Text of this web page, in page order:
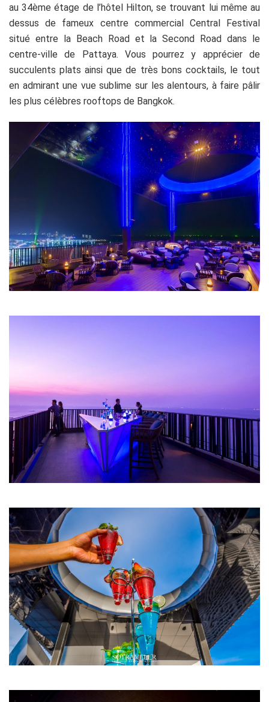
au 34ème étage de l’hôtel Hilton, se trouvant lui même au
dessus de fameux centre commercial Central Festival
situé entre la Beach Road et la Second Road dans le
centre-ville de Pattaya. Vous pourrez y apprécier de
succulents plats ainsi que de très bons cocktails, le tout
en admirant une vue sublime sur les alentours, à faire pâlir
les plus célèbres rooftops de Bangkok.